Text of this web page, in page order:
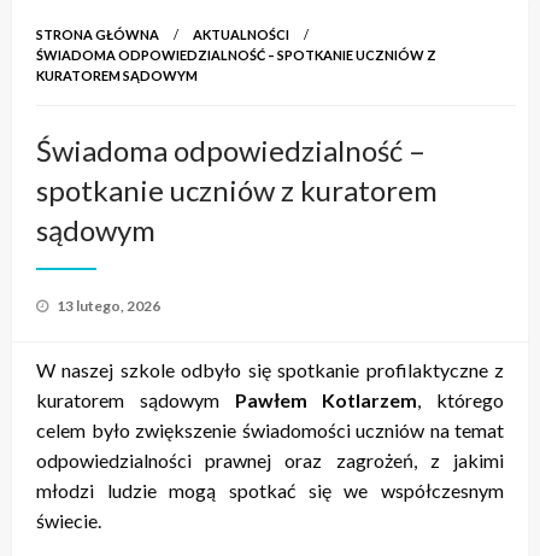
STRONA GŁÓWNA
AKTUALNOŚCI
ŚWIADOMA ODPOWIEDZIALNOŚĆ – SPOTKANIE UCZNIÓW Z
KURATOREM SĄDOWYM
Świadoma odpowiedzialność –
spotkanie uczniów z kuratorem
sądowym
Opublikowane
13 lutego, 2026
W naszej szkole odbyło się spotkanie profilaktyczne z
kuratorem sądowym Pawłem Kotlarzem, którego
celem było zwiększenie świadomości uczniów na temat
odpowiedzialności prawnej oraz zagrożeń, z jakimi
młodzi ludzie mogą spotkać się we współczesnym
świecie.